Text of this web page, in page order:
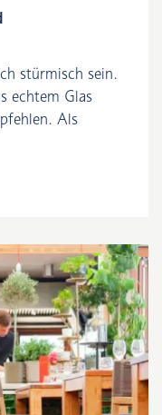
stürmisch sein.
echtem Glas
Als